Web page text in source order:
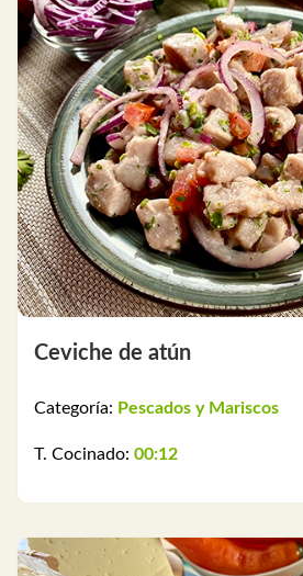
Ceviche de atún
Categoría: Pescados y Mariscos
T. Cocinado: 00:12